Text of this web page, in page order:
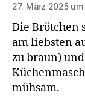
27. März 2025
Die Brötchen
am liebsten
zu braun)
mühsam.